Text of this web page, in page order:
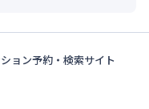
ョン予約・検索サイト